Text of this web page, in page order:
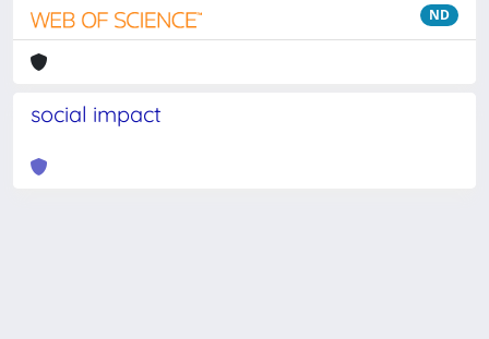
ND
social impact